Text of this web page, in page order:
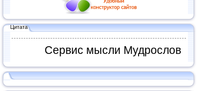
Цитата
Сервис мысли Мудрослов